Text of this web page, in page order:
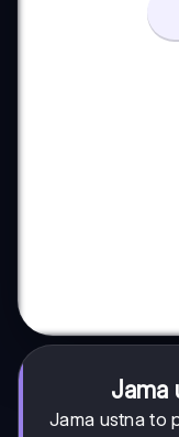
Jama
Jama ustna to